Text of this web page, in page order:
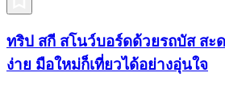
ทริป สกี สโนว์บอร์ดด้วยรถบัส สะ
ง่าย มือใหม่ก็เที่ยวได้อย่างอุ่นใจ